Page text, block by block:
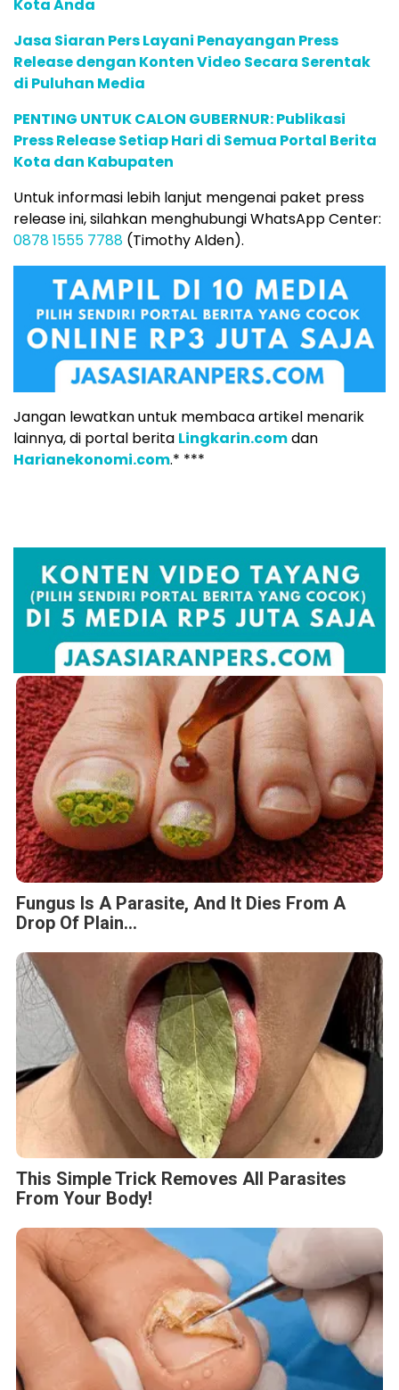
Kota Anda
Jasa Siaran Pers Layani Penayangan Press
Release dengan Konten Video Secara Serentak
di Puluhan Media
PENTING UNTUK CALON GUBERNUR: Publikasi
Press Release Setiap Hari di Semua Portal Berita
Kota dan Kabupaten
Untuk informasi lebih lanjut mengenai paket press
release ini, silahkan menghubungi WhatsApp Center:
0878 1555 7788 (Timothy Alden).
Jangan lewatkan untuk membaca artikel menarik
lainnya, di portal berita Lingkarin.comdan
Harianekonomi.com.* ***
Fungus Is A Parasite, And It Dies From A
Drop Of Plain...
This Simple Trick Removes All Parasites
From Your Body!